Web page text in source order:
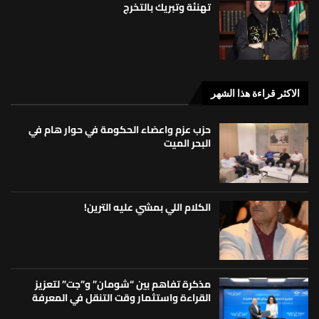
تهنئة وتبريك بالتخرج
الاكثر قراءة هذا الشهر
حزب عزم واعضاء الحكومة في حوار هام في
البحر الميت
الكلام اللي بمشي عليه الترين!
مذكرة تفاهم بين “شومان” و”جت” لتعزيز
القراءة واستثمار وقت التنقل في المعرفة